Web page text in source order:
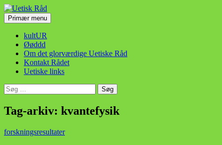
Hop
til
indhold
Uetisk Råd
SøgPrimær menu
kultUR
Øøddd
Om det glorværdige Uetiske Råd
Kontakt Rådet
Uetiske links
Søg
efter:
Tag-arkiv: kvantefysik
forskningsresultater